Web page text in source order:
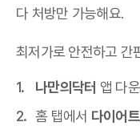
다 처방만 가능해요.
최저가로 안전하고 간
나만의닥터 앱 다
홈 탭에서 다이어트